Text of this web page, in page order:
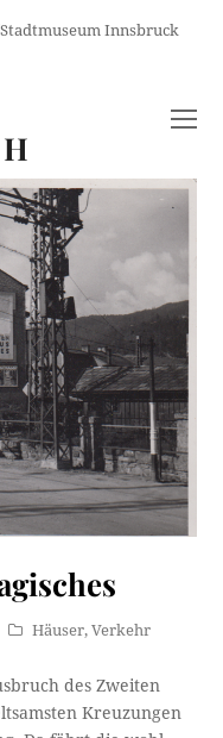
Innsbruck
Häuser,Verkehr
des Zweiten
Kreuzungen